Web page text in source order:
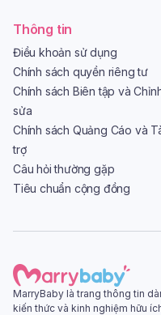
Thông tin
Điều khoản sử dụng
Chính sách quyền riêng tư
Chính sách Biên tập và
sửa
Chính sách Quảng Cáo và
trợ
Câu hỏi thường gặp
Tiêu chuẩn cộng đồng
MarryBaby là trang thông tin
kiến thức và kinh nghiệm hữu